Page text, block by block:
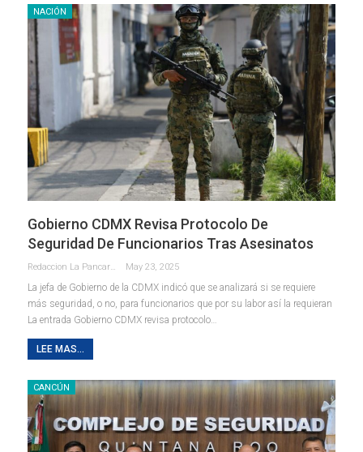
NACIÓN
Gobierno CDMX Revisa Protocolo De
Seguridad De Funcionarios Tras Asesinatos
Redaccion La Pancarta De Quintana Roo May 23, 2025
La jefa de Gobierno de la CDMX indicó que se analizará si se requiere
más seguridad, o no, para funcionarios que por su labor así la requieran
La entrada Gobierno CDMX revisa protocolo…
LEE MAS...
CANCÚN